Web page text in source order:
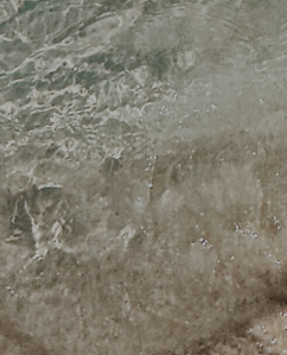
LIMA PULIDOR-
ABRILLANTADOR 4 CARAS
1,90€1,26€